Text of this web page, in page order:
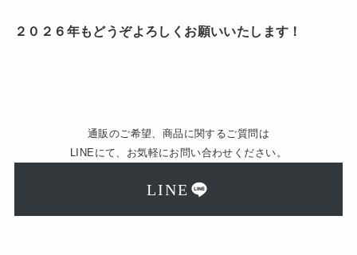
２０２６年もどうぞよろしくお願いいたします！
通販のご希望、商品に関するご質問は
LINEにて、お気軽にお問い合わせください。
LINE